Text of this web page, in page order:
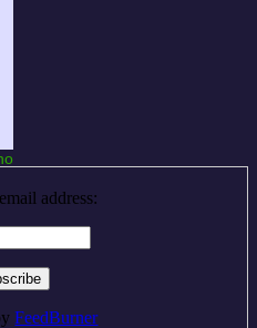
address:
FeedBurner